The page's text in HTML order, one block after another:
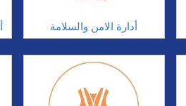
أدارة الامن والسلامة